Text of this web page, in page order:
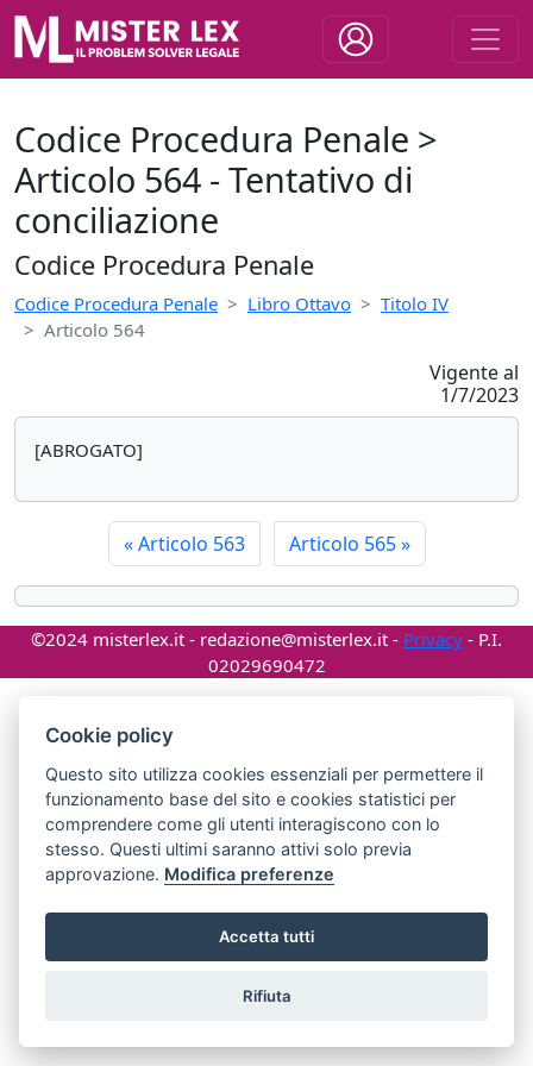
Codice Procedura Penale >
Articolo 564 - Tentativo di
conciliazione
Codice Procedura Penale
Codice Procedura Penale Libro Ottavo
Titolo IV
Articolo 564
Vigente al
1/7/2023
[ABROGATO]
«Articolo 563 Articolo 565»
©2024 misterlex.it - redazione@misterlex.it - Privacy - P.I.
02029690472
Cookie policy
Questo sito utilizza cookies essenziali per permettere il
funzionamento base del sito e cookies statistici per
comprendere come gli utenti interagiscono con lo
stesso. Questi ultimi saranno attivi solo previa
approvazione. Modifica preferenze
Accetta tutti
Rifiuta